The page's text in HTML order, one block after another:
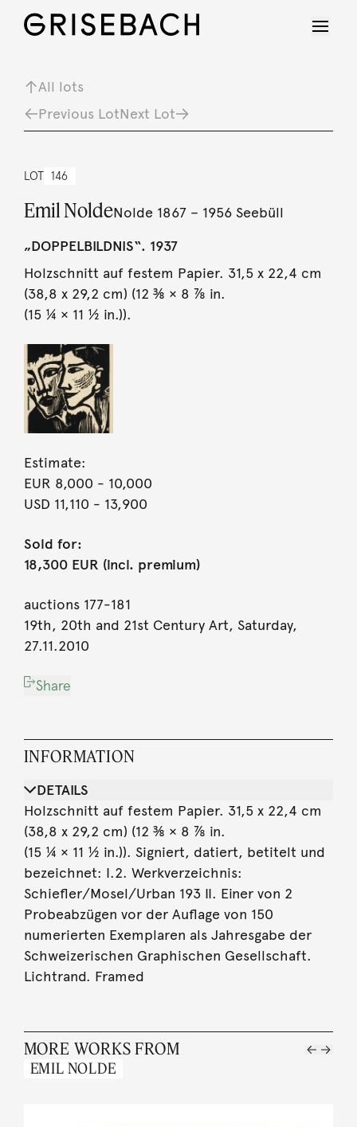
All lots
Previous LotNext Lot
LOT 146
Emil NoldeNolde 1867 – 1956 Seebüll
„DOPPELBILDNIS“. 1937
Holzschnitt auf festem Papier. 31,5 x 22,4 cm
(38,8 x 29,2 cm) (12 ⅜ × 8 ⅞ in.
(15 ¼ × 11 ½ in.)).
Estimate:
EUR 8,000 - 10,000
USD 11,110 - 13,900
Sold for:
18,300 EUR (incl. premium)
auctions 177-181
19th, 20th and 21st Century Art, Saturday,
27.11.2010
Share
INFORMATION
DETAILS
Holzschnitt auf festem Papier. 31,5 x 22,4 cm
(38,8 x 29,2 cm) (12 ⅜ × 8 ⅞ in.
(15 ¼ × 11 ½ in.)). Signiert, datiert, betitelt und
bezeichnet: I.2. Werkverzeichnis:
Schiefler/Mosel/Urban 193 II. Einer von 2
Probeabzügen vor der Auflage von 150
numerierten Exemplaren als Jahresgabe der
Schweizerischen Graphischen Gesellschaft.
Lichtrand. Framed
MORE WORKS FROM
EMIL NOLDE